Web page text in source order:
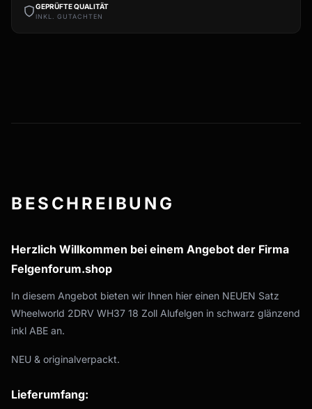
GEPRÜFTE QUALITÄT
INKL. GUTACHTEN
BESCHREIBUNG
Herzlich Willkommen bei einem Angebot der Firma
Felgenforum.shop
In diesem Angebot bieten wir Ihnen hier einen NEUEN Satz
Wheelworld 2DRV WH37 18 Zoll Alufelgen in schwarz glänzend
inkl ABE an.
NEU & originalverpackt.
Lieferumfang: